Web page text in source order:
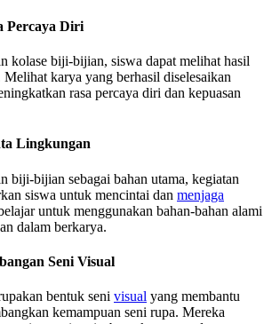
Percaya Diri
kolase biji-bijian, siswa dapat melihat hasil
Melihat karya yang berhasil diselesaikan
rasa percaya diri dan kepuasan
Lingkungan
biji-bijian sebagai bahan utama, kegiatan
siswa untuk mencintai dan menjaga
untuk menggunakan bahan-bahan alami
dalam berkarya.
Seni Visual
bentuk seni visual yang membantu
kemampuan seni rupa. Mereka